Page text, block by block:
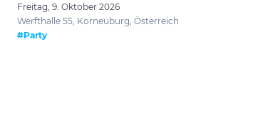
Freitag, 9. Oktober 2026
Werfthalle 55, Korneuburg, Österreich
#Party